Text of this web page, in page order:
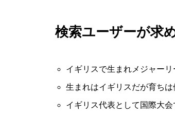
検索ユーザーが求
イギリスで生まれメジャーリ
生まれはイギリスだが育ちは
イギリス代表として国際大会